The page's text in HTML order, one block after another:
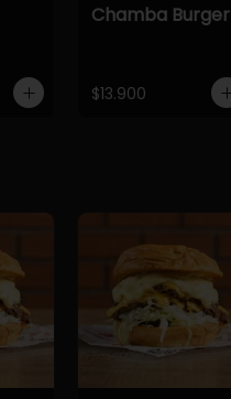
Chamba Burger
$13.900